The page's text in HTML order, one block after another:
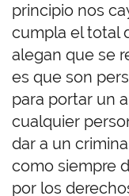
principio nos
cumpla el total
alegan que se
es que son
para portar un
cualquier
dar a un
como siempre
por los